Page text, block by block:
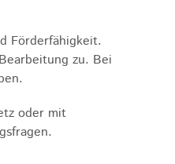
Förderfähigkeit.
zu. Bei
oder mit